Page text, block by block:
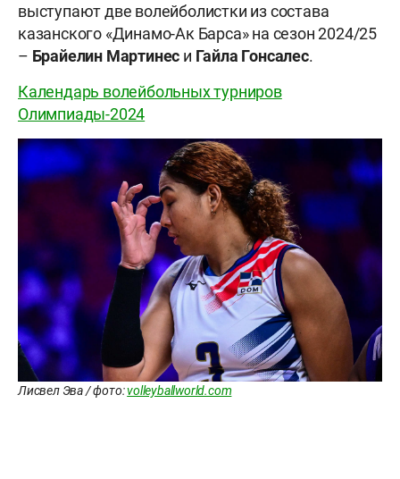
выступают две волейболистки из состава
казанского «Динамо-Ак Барса» на сезон 2024/25
– Брайелин Мартинес и Гайла Гонсалес.
Календарь волейбольных турниров
Олимпиады-2024
Лисвел Эва / фото:volleyballworld.com